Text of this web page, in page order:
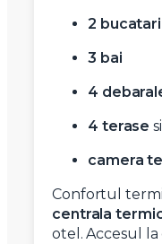
2
3 bai
4
4 terase si
camera
Confortul
centrala
otel. Accesul la